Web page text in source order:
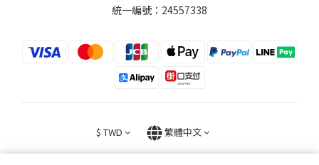
統一編號：24557338
$ TWD 繁體中文